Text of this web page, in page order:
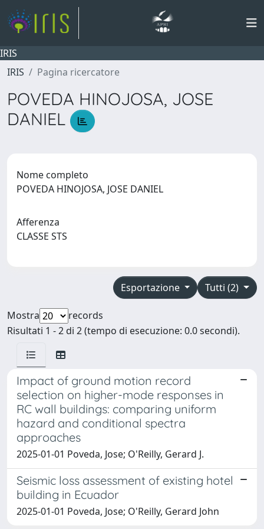
IRIS
IRIS
Pagina ricercatore
POVEDA HINOJOSA, JOSE
DANIEL
Nome completo
POVEDA HINOJOSA, JOSE DANIEL
Afferenza
CLASSE STS
Tutti (2)
Esportazione
Mostra
records
Risultati 1 - 2 di 2 (tempo di esecuzione: 0.0 secondi).
Impact of ground motion record
selection on higher-mode responses in
RC wall buildings: comparing uniform
hazard and conditional spectra
approaches
2025-01-01 Poveda, Jose; O'Reilly, Gerard J.
Seismic loss assessment of existing hotel
building in Ecuador
2025-01-01 Poveda, Jose; O'Reilly, Gerard John